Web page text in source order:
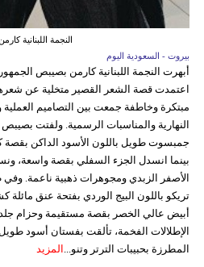
النجمة اللبنانية
بيروت - السعودية اليوم
أبهرت النجمة اللبنانية كارمن بصيبص
اعتمدت قصة الشعر القصير متخلية عن شعرها
مبتكرة وخاطفة جمعت بين التصاميم العملية
النهارية والمناسبات الرسمية. ولفتت بصيبص
جمبسوت طويل باللون الأسود الداكن بقصة
بينما انسدل الجزء السفلي بقصة واسعة،
الأصفر الزبدي ومجوهرات ذهبية ناعمة.
تريكو باللون البيج الوردي بفتحة عنق
أبيض عالي الخصر بقصة مستقيمة وحزام
الإطلالات الفخمة، تألقت بفستان أسود
المطرزة بحبيبات الترتر وتنو... المزيد